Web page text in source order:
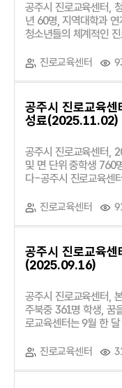
공주시 진로교육센터,
년 60명, 지역대학과
청소년들의 체계적인
진로교육센터
공주시 진로교육
성료(2025.11.02)
공주시 진로교육센터,
및 면 단위 중학생 760
다-공주시 진로교육센
진로교육센터
공주시 진로교육
(2025.09.16)
공주시 진로교육센터,
주북중 361명 학생, 꿈
로교육센터는 9월 한
진로교육센터